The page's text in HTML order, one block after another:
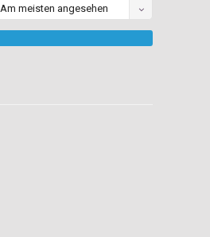
Am meisten angesehen